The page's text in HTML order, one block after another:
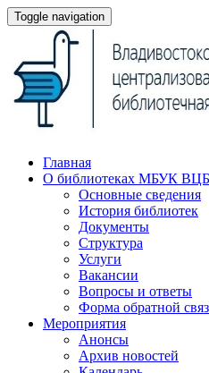
Toggle navigation
Главная
О библиотеках МБУК
Основные сведения
История библиотек
Документы
Структура
Услуги
Вакансии
Вопросы и ответы
Форма обратной
Мероприятия
Анонсы
Архив новостей